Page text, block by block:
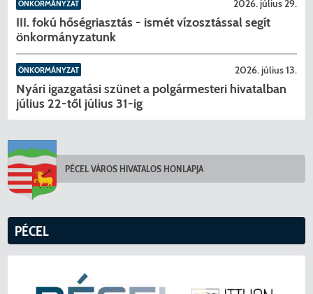
ÖNKORMÁNYZAT 2026. július 29.
III. fokú hőségriasztás - ismét vízosztással segít
önkormányzatunk
ÖNKORMÁNYZAT 2026. július 13.
Nyári igazgatási szünet a polgármesteri hivatalban
július 22-től július 31-ig
PÉCEL VÁROS HIVATALOS HONLAPJA
PÉCEL